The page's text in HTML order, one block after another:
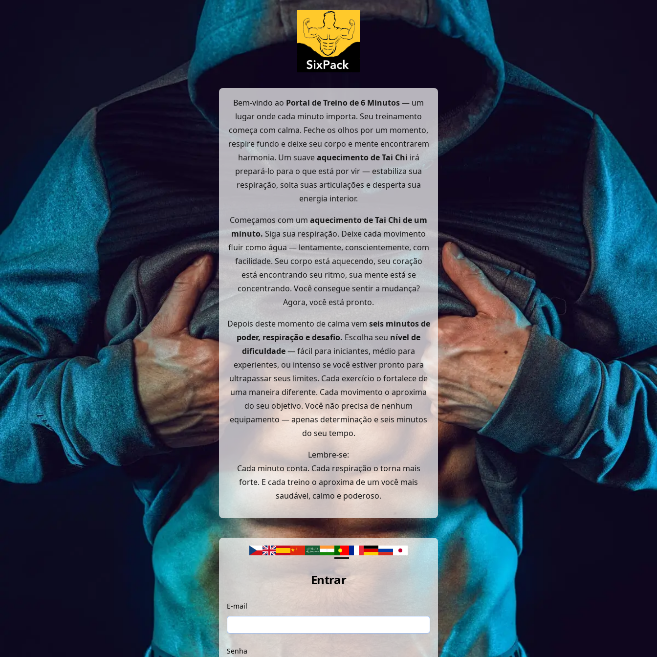
Bem-vindo ao Portal de Treino de 6 Minutos— um
lugar onde cada minuto importa. Seu treinamento
começa com calma. Feche os olhos por um momento,
respire fundo e deixe seu corpo e mente encontrarem
harmonia. Um suaveaquecimento de Tai Chi irá
prepará-lo para o que está por vir — estabiliza sua
respiração, solta suas articulações e desperta sua
energia interior.
Começamos com um aquecimento de Tai Chi de um
minuto. Siga sua respiração. Deixe cada movimento
fluir como água — lentamente, conscientemente, com
facilidade. Seu corpo está aquecendo, seu coração
está encontrando seu ritmo, sua mente está se
concentrando. Você consegue sentir a mudança?
Agora, você está pronto.
Depois deste momento de calma vem seis minutos de
poder, respiração e desafio. Escolha seu nível de
dificuldade— fácil para iniciantes, médio para
experientes, ou intenso se você estiver pronto para
ultrapassar seus limites. Cada exercício o fortalece de
uma maneira diferente. Cada movimento o aproxima
do seu objetivo. Você não precisa de nenhum
equipamento — apenas determinação e seis minutos
do seu tempo.
Lembre-se:
Cada minuto conta. Cada respiração o torna mais
forte. E cada treino o aproxima de um você mais
saudável, calmo e poderoso.
Entrar
E-mail
Senha